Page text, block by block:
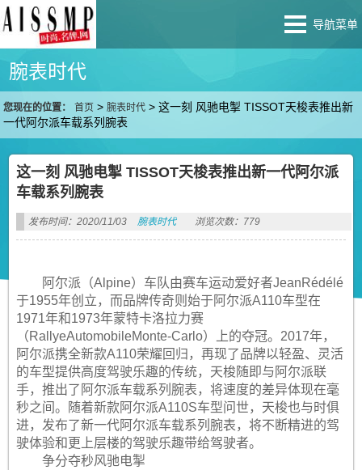
导航菜单
腕表时代
您现在的位置： 首页 >腕表时代 >这一刻 风驰电掣 TISSOT天梭表推出新
一代阿尔派车载系列腕表
这一刻 风驰电掣 TISSOT天梭表推出新一代阿尔派
车载系列腕表
发布时间：2020/11/03 腕表时代 浏览次数：779
阿尔派（Alpine）车队由赛车运动爱好者JeanRédélé
于1955年创立，而品牌传奇则始于阿尔派A110车型在
1971年和1973年蒙特卡洛拉力赛
（RallyeAutomobileMonte-Carlo）上的夺冠。2017年，
阿尔派携全新款A110荣耀回归，再现了品牌以轻盈、灵活
的车型提供高度驾驶乐趣的传统，天梭随即与阿尔派联
手，推出了阿尔派车载系列腕表，将速度的差异体现在毫
秒之间。随着新款阿尔派A110S车型问世，天梭也与时俱
进，发布了新一代阿尔派车载系列腕表，将不断精进的驾
驶体验和更上层楼的驾驶乐趣带给驾驶者。
争分夺秒风驰电掣